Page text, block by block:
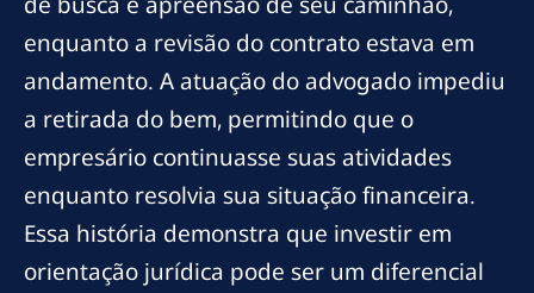
enquanto a revisão do contrato estava em
andamento. A atuação do advogado impediu
a retirada do bem, permitindo que o
empresário continuasse suas atividades
enquanto resolvia sua situação financeira.
Essa história demonstra que investir em
orientação jurídica pode ser um diferencial